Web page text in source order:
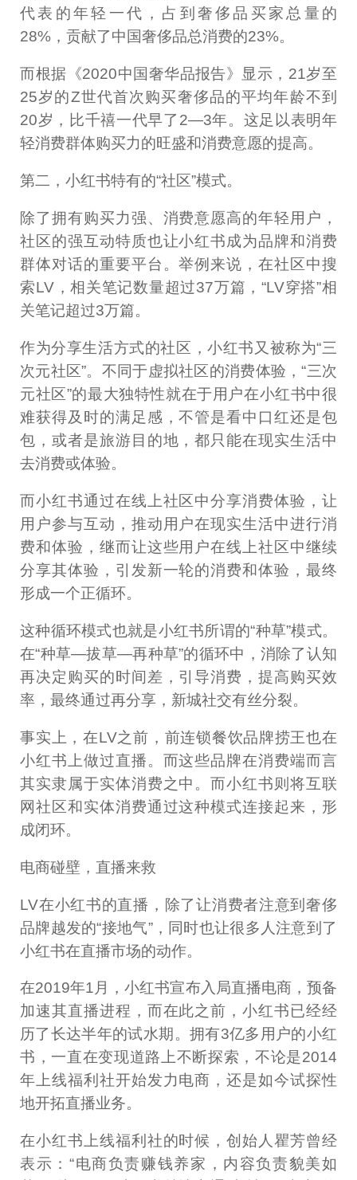
代表的年轻一代，占到奢侈品买家总量的
28%，贡献了中国奢侈品总消费的23%。
而根据《2020中国奢华品报告》显示，21岁至
25岁的Z世代首次购买奢侈品的平均年龄不到
20岁，比千禧一代早了2—3年。这足以表明年
轻消费群体购买力的旺盛和消费意愿的提高。
第二，小红书特有的“社区”模式。
除了拥有购买力强、消费意愿高的年轻用户，
社区的强互动特质也让小红书成为品牌和消费
群体对话的重要平台。举例来说，在社区中搜
索LV，相关笔记数量超过37万篇，“LV穿搭”相
关笔记超过3万篇。
作为分享生活方式的社区，小红书又被称为“三
次元社区”。不同于虚拟社区的消费体验，“三次
元社区”的最大独特性就在于用户在小红书中很
难获得及时的满足感，不管是看中口红还是包
包，或者是旅游目的地，都只能在现实生活中
去消费或体验。
而小红书通过在线上社区中分享消费体验，让
用户参与互动，推动用户在现实生活中进行消
费和体验，继而让这些用户在线上社区中继续
分享其体验，引发新一轮的消费和体验，最终
形成一个正循环。
这种循环模式也就是小红书所谓的“种草”模式。
在“种草—拔草—再种草”的循环中，消除了认知
再决定购买的时间差，引导消费，提高购买效
率，最终通过再分享，新城社交有丝分裂。
事实上，在LV之前，前连锁餐饮品牌捞王也在
小红书上做过直播。而这些品牌在消费端而言
其实隶属于实体消费之中。而小红书则将互联
网社区和实体消费通过这种模式连接起来，形
成闭环。
电商碰壁，直播来救
LV在小红书的直播，除了让消费者注意到奢侈
品牌越发的“接地气”，同时也让很多人注意到了
小红书在直播市场的动作。
在2019年1月，小红书宣布入局直播电商，预备
加速其直播进程，而在此之前，小红书已经经
历了长达半年的试水期。拥有3亿多用户的小红
书，一直在变现道路上不断探索，不论是2014
年上线福利社开始发力电商，还是如今试探性
地开拓直播业务。
在小红书上线福利社的时候，创始人瞿芳曾经
表示：“电商负责赚钱养家，内容负责貌美如